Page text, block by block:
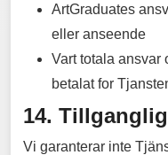
ArtGraduates
eller anseende
Vart totala ansvar
betalat for
14.
Vi garanterar inte